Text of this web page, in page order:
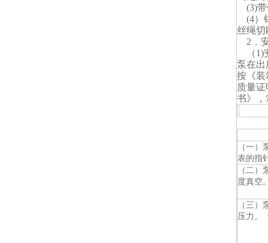
(3)带
(4）
丝绳切
2．
（1)
泵在出
按《装
质量
书》，
（一）
表的指
（二）
度真空
（三）
压力。